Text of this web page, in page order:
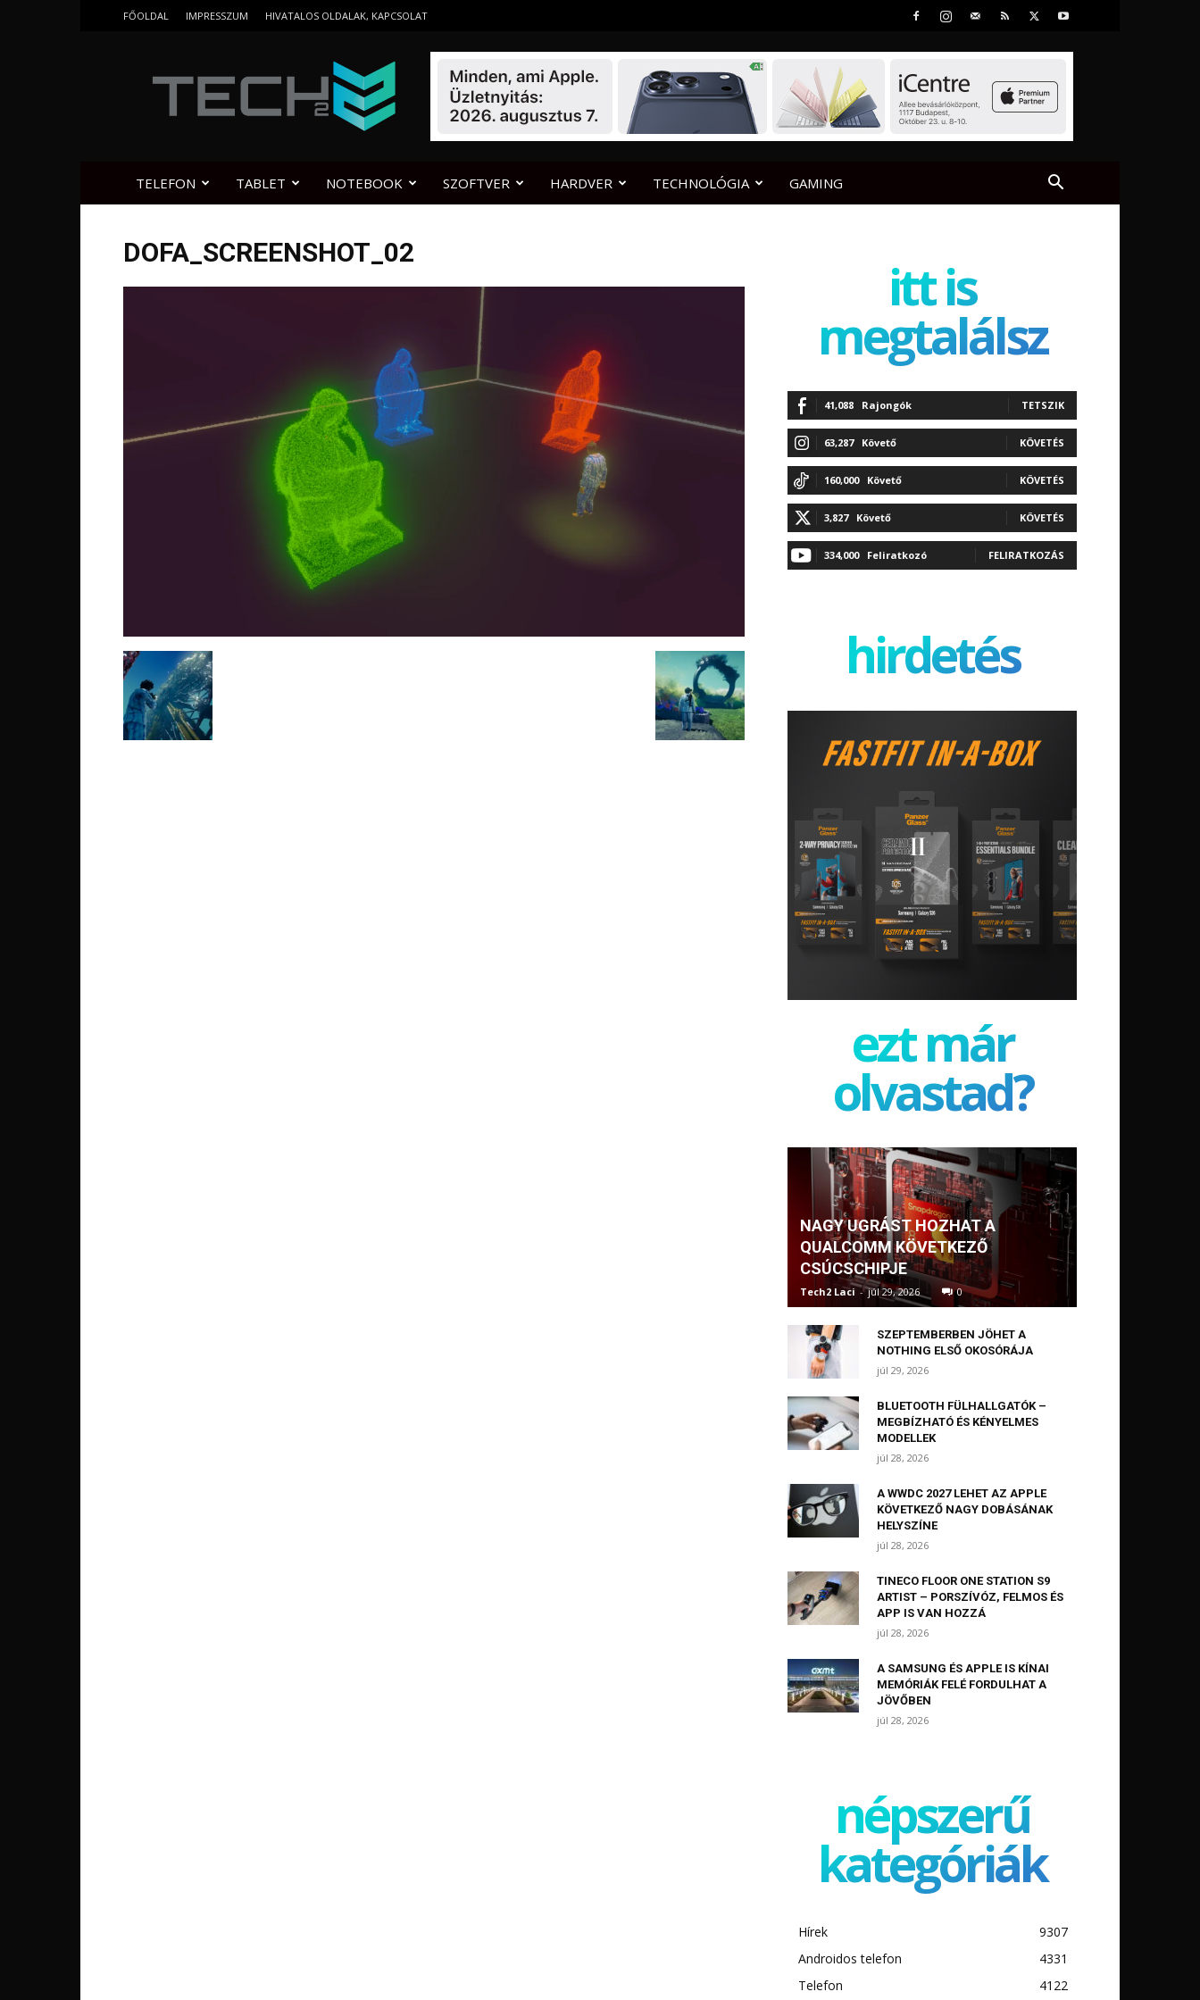
FŐOLDAL IMPRESSZUM HIVATALOS OLDALAK, KAPCSOLAT
TELEFON TABLET NOTEBOOK SZOFTVER HARDVER TECHNOLÓGIA GAMING
DOFA_SCREENSHOT_02
itt is
megtalálsz
41,088 Rajongók TETSZIK
63,287 Követő KÖVETÉS
160,000 Követő KÖVETÉS
3,827 Követő KÖVETÉS
334,000 Feliratkozó FELIRATKOZÁS
hirdetés
ezt már
olvastad?
NAGY UGRÁST HOZHAT A
QUALCOMM KÖVETKEZŐ
CSÚCSCHIPJE
Tech2 Laci - júl 29, 2026 0
SZEPTEMBERBEN JÖHET A
NOTHING ELSŐ OKOSÓRÁJA
júl 29, 2026
BLUETOOTH FÜLHALLGATÓK –
MEGBÍZHATÓ ÉS KÉNYELMES
MODELLEK
júl 28, 2026
A WWDC 2027 LEHET AZ APPLE
KÖVETKEZŐ NAGY DOBÁSÁNAK
HELYSZÍNE
júl 28, 2026
TINECO FLOOR ONE STATION S9
ARTIST – PORSZÍVÓZ, FELMOS ÉS
APP IS VAN HOZZÁ
júl 28, 2026
A SAMSUNG ÉS APPLE IS KÍNAI
MEMÓRIÁK FELÉ FORDULHAT A
JÖVŐBEN
júl 28, 2026
népszerű
kategóriák
Hírek
9307
Androidos telefon
4331
Telefon
4122